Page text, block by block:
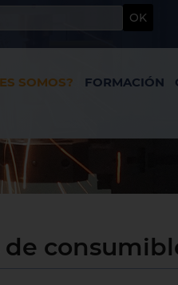
OK
SOMOS? FORMACIÓN
de